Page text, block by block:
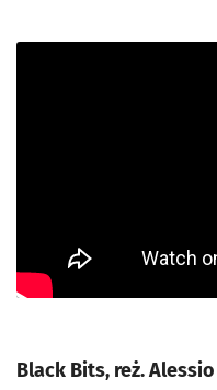
Black Bits, reż.